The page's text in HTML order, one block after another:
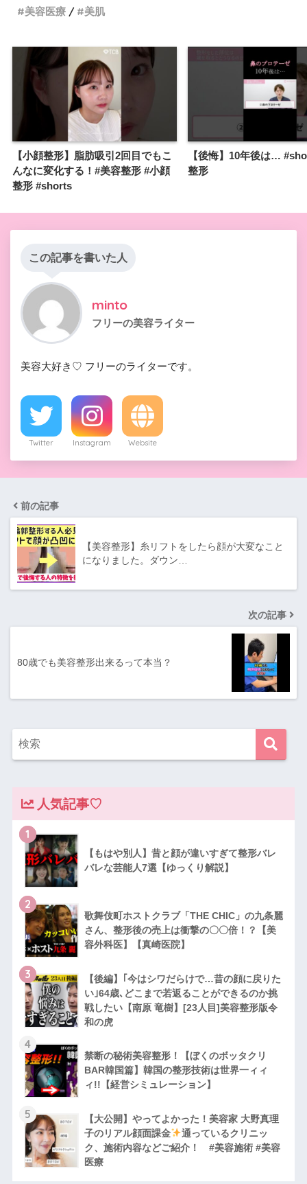
美容医療 美肌
【小顔整形】脂肪吸引2回目でもこ
んなに変化する！#美容整形 #小顔
整形 #shorts
【後悔】10年後は…
整形
この記事を書いた人
minto
フリーの美容ライター
美容大好き♡ フリーのライターです。
Twitter Instagram Website
前の記事
【美容整形】糸リフトをしたら顔が大変なこと
になりました。ダウン…
次の記事
80歳でも美容整形出来るって本当？
人気記事♡
1
【もはや別人】昔と顔が違いすぎて整形バレ
バレな芸能人7選【ゆっくり解説】
2
歌舞伎町ホストクラブ「THE CHIC」の九条麗
さん、整形後の売上は衝撃の〇〇倍！？【美
容外科医】【真崎医院】
3
【後編】｢今はシワだらけで…昔の顔に戻りた
い｣64歳､どこまで若返ることができるのか挑
戦したい【南原 竜樹】[23人目]美容整形版令
和の虎
4
禁断の秘術美容整形！【ぼくのボッタクリ
BAR韓国篇】韓国の整形技術は世界一ィィ
ィ!!【経営シミュレーション】
5
【大公開】やってよかった！美容家 大野真理
子のリアル顔面課金
通っているクリニッ
ク、施術内容などご紹介！ #美容施術 #美容
医療